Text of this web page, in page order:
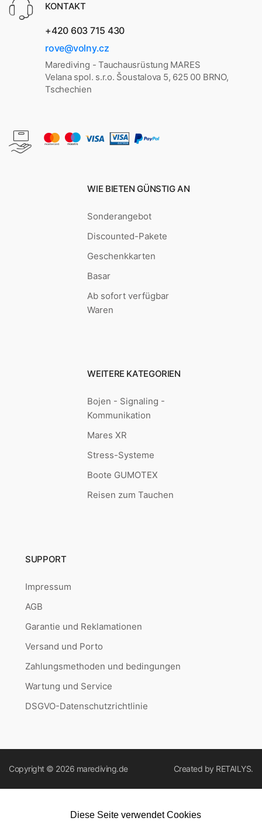
KONTAKT
+420 603 715 430
rove@volny.cz
Marediving - Tauchausrüstung MARES
Velana spol. s.r.o. Šoustalova 5, 625 00 BRNO,
Tschechien
WIE BIETEN GÜNSTIG AN
Sonderangebot
Discounted-Pakete
Geschenkkarten
Basar
Ab sofort verfügbar
Waren
WEITERE KATEGORIEN
Bojen - Signaling -
Kommunikation
Mares XR
Stress-Systeme
Boote GUMOTEX
Reisen zum Tauchen
SUPPORT
Impressum
AGB
Garantie und Reklamationen
Versand und Porto
Zahlungsmethoden und bedingungen
Wartung und Service
DSGVO-Datenschutzrichtlinie
Copyright © 2026 marediving.de Created by RETAILYS.
Diese Seite verwendet Cookies